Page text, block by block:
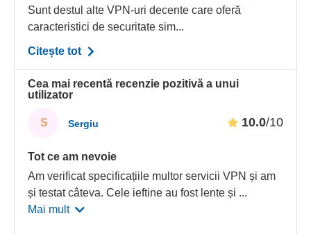
Sunt destul alte VPN-uri decente care oferă
caracteristici de securitate sim...
Citește tot
Cea mai recentă recenzie pozitivă a unui
utilizator
S Sergiu 10.0/10
Tot ce am nevoie
Am verificat specificațiile multor servicii VPN și am
și testat câteva. Cele ieftine au fost lente și ...
Mai mult